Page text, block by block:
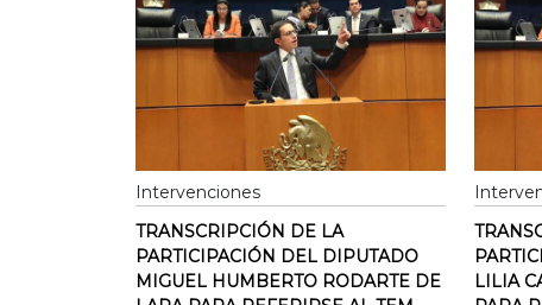
Intervenciones
TRANSCRIPCIÓN DE LA
PARTICIPACIÓN DEL DIPUTADO
MIGUEL HUMBERTO RODARTE DE
LILIA